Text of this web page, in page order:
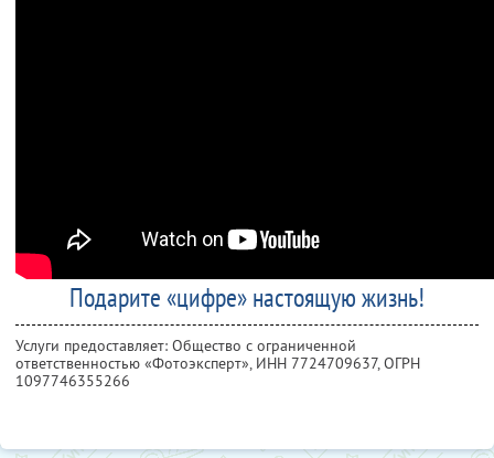
Подарите «цифре» настоящую жизнь!
Услуги предоставляет: Общество с ограниченной
ответственностью «Фотоэксперт», ИНН 7724709637, ОГРН
1097746355266